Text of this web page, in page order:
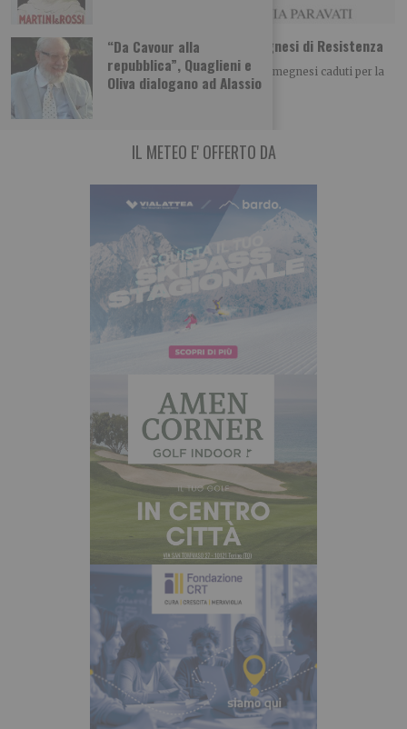
“Da Cavour alla
repubblica”, Quaglieni e
Oliva dialogano ad Alassio
Con la testa in mezzo all’erba. Storie omegnesi di Resistenza
“Con la testa in mezzo all’erba. Note sui sessanta omegnesi caduti per la
libertà,1943-1945” ( Interlinea,
IL METEO E' OFFERTO DA